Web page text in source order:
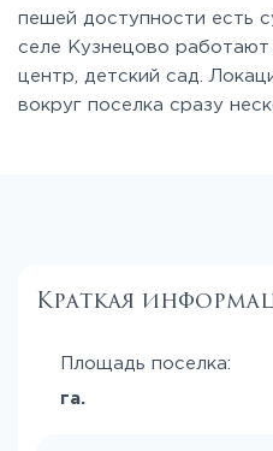
пешей доступности есть
селе Кузнецово работают
центр, детский сад.
вокруг поселка сразу
Краткая
Площадь поселка:
га.